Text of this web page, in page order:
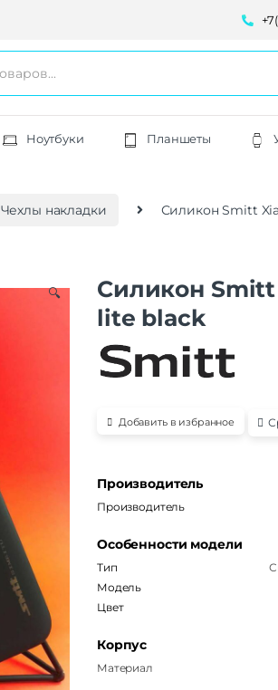
Ноутбуки Планшеты
Чехлы накладки Силикон Smitt
🔍
Силикон Smitt
lite black
Добавить в избранное
Производитель
Производитель
Особенности модели
Тип
Модель
Цвет
Корпус
Материал